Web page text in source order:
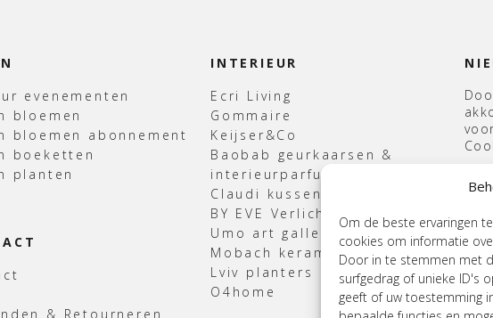
Om de beste ervaringen
cookies om informatie
Door in te stemmen met
surfgedrag of unieke ID's
geeft of uw toestemming
evenementen
bloemen
bloemen abonnement
boeketten
planten
& Retourneren
INTERIEUR
Ecri Living
Gommaire
Keijser&Co
Baobab geurkaarsen &
interieurparfum
Claudi kussens & Plaids
BY EVE Verlichting
Umo art gallery
Mobach keramiek
Lviv planters
O4home